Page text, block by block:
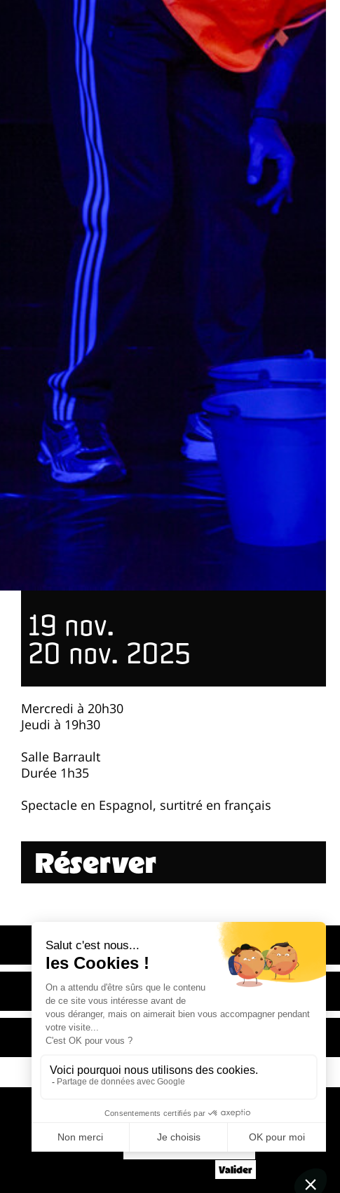
19 nov.
20 nov. 2025
Mercredi à 20h30
Jeudi à 19h30
Salle Barrault
Durée 1h35
Spectacle en Espagnol, surtitré en français
Réserver
Newsletter